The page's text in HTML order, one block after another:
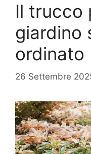
Il trucco
giardino
ordinato
26 Settembre